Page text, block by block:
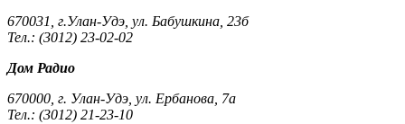
670031, г.Улан-Удэ, ул. Бабушкина, 23б
Тел.: (3012) 23-02-02
Дом Радио
670000, г. Улан-Удэ, ул. Ербанова, 7а
Тел.: (3012) 21-23-10